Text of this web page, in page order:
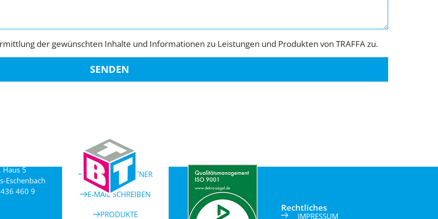
der gewünschten Inhalte und Informationen zu Leistungen und Produkten von TRAFFA zu.
SENDEN
Haus 5
Eschenbach
460 9
ANSPRECHPARTNER
E-MAIL SCHREIBEN
PRODUKTE
Rechtliches
IMPRESSUM